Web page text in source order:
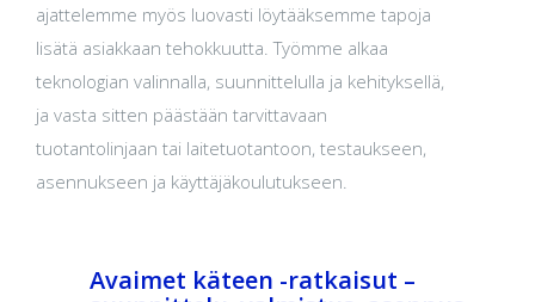
ajattelemme myös luovasti löytääksemme tapoja
lisätä asiakkaan tehokkuutta. Työmme alkaa
teknologian valinnalla, suunnittelulla ja kehityksellä,
ja vasta sitten päästään tarvittavaan
tuotantolinjaan tai laitetuotantoon, testaukseen,
asennukseen ja käyttäjäkoulutukseen.
Avaimet käteen -ratkaisut –